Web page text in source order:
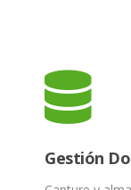
Gestión